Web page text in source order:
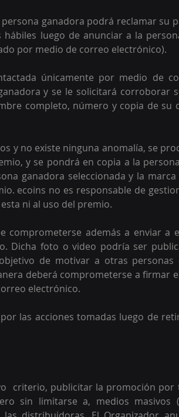
ganadora podrá reclamar su
luego de anunciar a la
por medio de correo electrónico).
únicamente por medio de
y se le solicitará corroborar
completo, número y copia de su
y no existe ninguna anomalía, se
y se pondrá en copia a la
ganadora seleccionada y la
ecoins no es responsable de
ni al uso del premio.
comprometerse además a enviar a
Dicha foto o video podría ser
de motivar a otras personas
deberá comprometerse a firmar
electrónico.
las acciones tomadas luego de
criterio, publicitar la promoción
sin limitarse a, medios masivos